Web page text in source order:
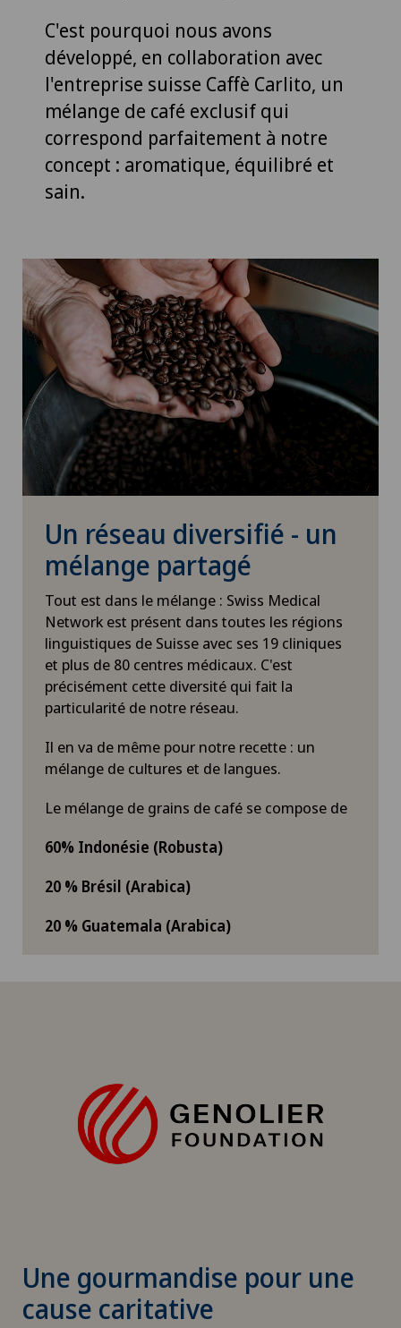
C'est pourquoi nous avons
développé, en collaboration avec
l'entreprise suisse Caffè Carlito, un
mélange de café exclusif qui
correspond parfaitement à notre
concept : aromatique, équilibré et
sain.
Un réseau diversifié - un
mélange partagé
Tout est dans le mélange : Swiss Medical
Network est présent dans toutes les régions
linguistiques de Suisse avec ses 19 cliniques
et plus de 80 centres médicaux. C'est
précisément cette diversité qui fait la
particularité de notre réseau.
Il en va de même pour notre recette : un
mélange de cultures et de langues.
Le mélange de grains de café se compose de
60% Indonésie (Robusta)
20 % Brésil (Arabica)
20 % Guatemala (Arabica)
Une gourmandise pour une
cause caritative